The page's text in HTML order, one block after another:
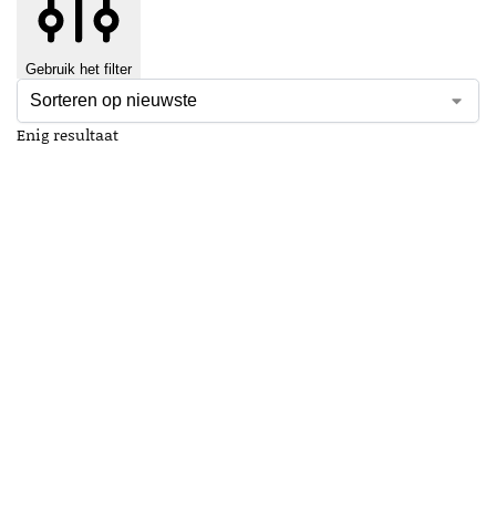
Gebruik het filter
Enig resultaat